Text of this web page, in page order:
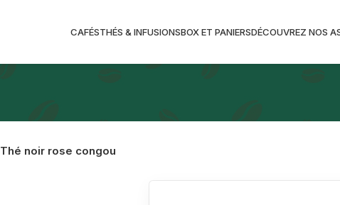
CAFÉSTHÉS & INFUSIONSBOX ET PANIERSDÉCOUVREZ NOS
Thé noir rose congou